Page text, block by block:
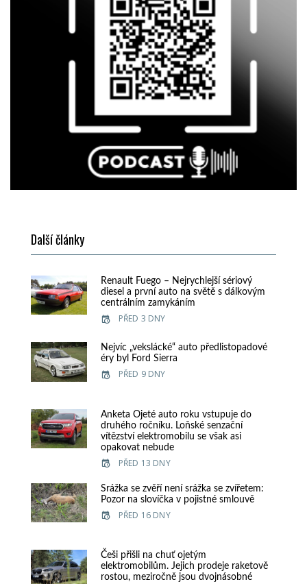
Další články
Renault Fuego – Nejrychlejší sériový
diesel a první auto na světě s dálkovým
centrálním zamykáním
PŘED 3 DNY
Nejvíc „vekslácké“ auto předlistopadové
éry byl Ford Sierra
PŘED 9 DNY
Anketa Ojeté auto roku vstupuje do
druhého ročníku. Loňské senzační
vítězství elektromobilu se však asi
opakovat nebude
PŘED 13 DNY
Srážka se zvěří není srážka se zvířetem:
Pozor na slovíčka v pojistné smlouvě
PŘED 16 DNY
Češi přišli na chuť ojetým
elektromobilům. Jejich prodeje raketově
rostou, meziročně jsou dvojnásobné